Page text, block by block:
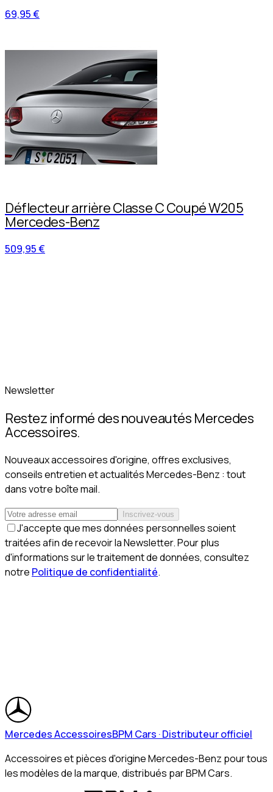
69,95 €
Déflecteur arrière Classe C Coupé W205
Mercedes-Benz
509,95 €
Newsletter
Restez informé des nouveautés Mercedes
Accessoires.
Nouveaux accessoires d'origine, offres exclusives,
conseils entretien et actualités Mercedes-Benz : tout
dans votre boîte mail.
Inscrivez-vous
J'accepte que mes données personnelles soient
traitées afin de recevoir la Newsletter. Pour plus
d'informations sur le traitement de données, consultez
notre Politique de confidentialité.
Mercedes AccessoiresBPM Cars · Distributeur officiel
Accessoires et pièces d'origine Mercedes-Benz pour tous
les modèles de la marque, distribués par BPM Cars.